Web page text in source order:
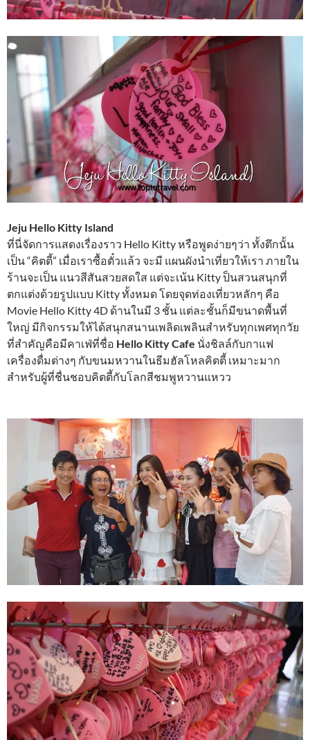
Jeju Hello Kitty Island
ที่นี่จัดการแสดงเรื่องราว Hello Kitty หรือพูดง่ายๆว่า ทั้งตึกนั้น
เป็น “คิตตี้” เมื่อเราซื้อตั๋วแล้ว จะมี แผนผังนำเที่ยวให้เรา ภายใน
ร้านจะเป็น แนวสีสันสวยสดใส แต่จะเน้น Kitty ป็นสวนสนุกที่
ตกแต่งด้วยรูปแบบ Kitty ทั้งหมด โดยจุดท่องเที่ยวหลักๆ คือ
Movie Hello Kitty 4D ด้านในมี 3 ชั้น แต่ละชั้นก็มีขนาดพื้นที่
ใหญ่ มีกิจกรรมให้ได้สนุกสนานเพลิดเพลินสำหรับทุกเพศทุกวัย
ที่สำคัญคือมีคาเฟ่ที่ชื่อ Hello Kitty Cafe นั่งชิลล์กับกาแฟ
เครื่องดื่มต่างๆ กับขนมหวานในธีมฮัลโหลคิตตี้ เหมาะมาก
สำหรับผู้ที่ชื่นชอบคิตตี้กับโลกสีชมพูหวานแหวว